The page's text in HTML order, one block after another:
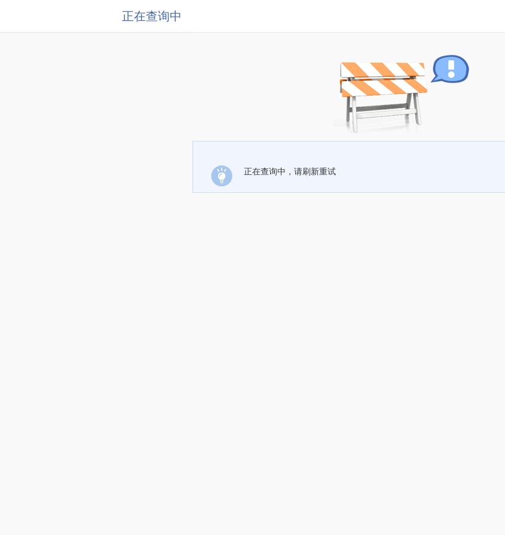
正在查询中
正在查询中，请刷新重试